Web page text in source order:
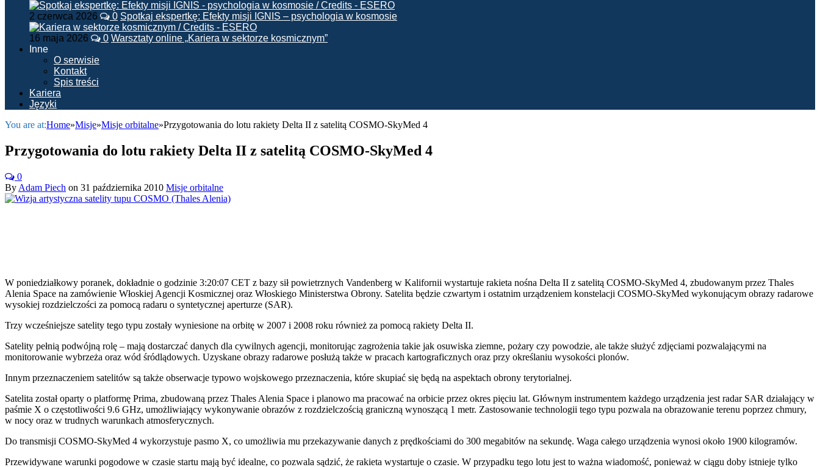
2 czerwca 2026 0 Spotkaj ekspertkę: Efekty misji IGNIS – psychologia w kosmosie
16 maja 2026 0 Warsztaty online „Kariera w sektorze kosmicznym”
Inne
O serwisie
Kontakt
Spis treści
Kariera
Języki
You are at:Home»Misje»Misje orbitalne»Przygotowania do lotu rakiety Delta II z satelitą COSMO-SkyMed 4
Przygotowania do lotu rakiety Delta II z satelitą COSMO-SkyMed 4
0
By Adam Piech on 31 października 2010 Misje orbitalne
W poniedziałkowy poranek, dokładnie o godzinie 3:20:07 CET z bazy sił powietrznych Vandenberg w Kalifornii wystartuje rakieta nośna Delta II z satelitą COSMO-SkyMed 4, zbudowanym przez Thales
Alenia Space na zamówienie Włoskiej Agencji Kosmicznej oraz Włoskiego Ministerstwa Obrony. Satelita będzie czwartym i ostatnim urządzeniem konstelacji COSMO-SkyMed wykonującym obrazy radarowe
wysokiej rozdzielczości za pomocą radaru o syntetycznej aperturze (SAR).
Trzy wcześniejsze satelity tego typu zostały wyniesione na orbitę w 2007 i 2008 roku również za pomocą rakiety Delta II.
Satelity pełnią podwójną rolę – mają dostarczać danych dla cywilnych agencji, monitorując zagrożenia takie jak osuwiska ziemne, pożary czy powodzie, ale także służyć zdjęciami pozwalającymi na
monitorowanie wybrzeża oraz wód śródlądowych. Uzyskane obrazy radarowe posłużą także w pracach kartograficznych oraz przy określaniu wysokości plonów.
Innym przeznaczeniem satelitów są także obserwacje typowo wojskowego przeznaczenia, które skupiać się będą na aspektach obrony terytorialnej.
Satelita został oparty o platformę Prima, zbudowaną przez Thales Alenia Space i planowo ma pracować na orbicie przez okres pięciu lat. Głównym instrumentem każdego urządzenia jest radar SAR działający w
paśmie X o częstotliwości 9.6 GHz, umożliwiający wykonywanie obrazów z rozdzielczością graniczną wynoszącą 1 metr. Zastosowanie technologii tego typu pozwala na obrazowanie terenu poprzez chmury,
w nocy oraz w trudnych warunkach atmosferycznych.
Do transmisji COSMO-SkyMed 4 wykorzystuje pasmo X, co umożliwia mu przekazywanie danych z prędkościami do 300 megabitów na sekundę. Waga całego urządzenia wynosi około 1900 kilogramów.
Przewidywane warunki pogodowe w czasie startu mają być idealne, co pozwala sądzić, że rakieta wystartuje o czasie. W przypadku tego lotu jest to ważna wiadomość, ponieważ w ciągu doby istnieje tylko